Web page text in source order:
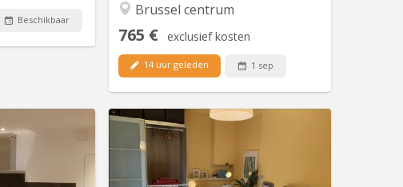
Beschikbaar
Brussel centrum
765 € exclusief kosten
14 uur geleden 1 sep
BK 6117
chambres
: rue calme
Loft cosy + 3 chambres à louer dans
une maison familiale rénovée,